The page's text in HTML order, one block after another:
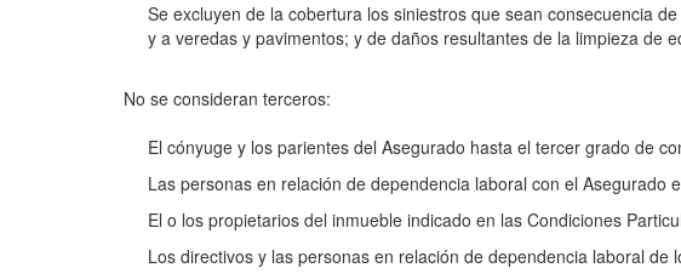
Se excluyen de la cobertura los siniestros que sean consecuencia
y a veredas y pavimentos; y de daños resultantes de la limpieza de
No se consideran terceros:
El cónyuge y los parientes del Asegurado hasta el tercer grado de
Las personas en relación de dependencia laboral con el
El o los propietarios del inmueble indicado en las Condiciones
Los directivos y las personas en relación de dependencia laboral